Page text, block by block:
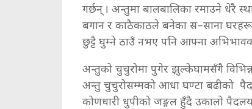
गर्छन् । अन्तुमा बालबालिका रमाउने धेरै
बगान र काठैकाठले बनेका स–साना
छुट्टै घुम्ने ठाउँ नभए पनि आफ्ना
अन्तुको चुचुरोमा पुगेर झुल्केघामसँगै
अन्तु चुचुरोसम्मको आधा घण्टा बढीको
कोणधारी धुपीको जङ्गल हुँदै उकालो